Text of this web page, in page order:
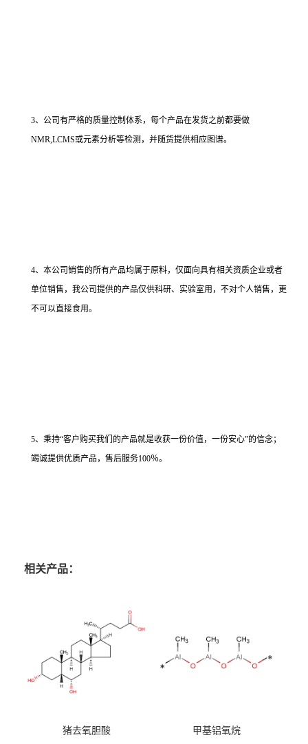
3、公司有严格的质量控制体系，每个产品在发货之前都要做
NMR,LCMS或元素分析等检测，并随货提供相应图谱。
4、本公司销售的所有产品均属于原料，仅面向具有相关资质企业或者
单位销售，我公司提供的产品仅供科研、实验室用，不对个人销售，更
不可以直接食用。
5、秉持“客户购买我们的产品就是收获一份价值，一份安心”的信念；
竭诚提供优质产品，售后服务100％。
相关产品：
猪去氧胆酸 甲基铝氧烷